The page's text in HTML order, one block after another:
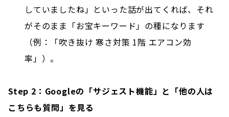
していましたね」といった話が出てくれば、それ
がそのまま「お宝キーワード」の種になります
（例：「吹き抜け 寒さ対策 1階 エアコン効
率」）。
Step 2：Googleの「サジェスト機能」と「他の人は
こちらも質問」を見る